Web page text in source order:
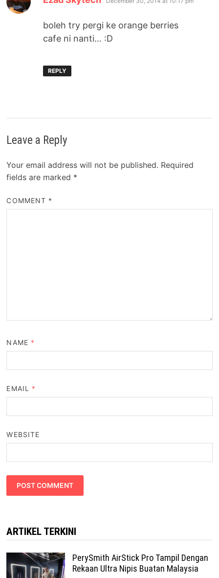
boleh try pergi ke orange berries
cafe ni nanti… :D
REPLY
Leave a Reply
Your email address will not be published. Required
fields are marked *
COMMENT *
NAME *
EMAIL *
WEBSITE
ARTIKEL TERKINI
PerySmith AirStick Pro Tampil Dengan
Rekaan Ultra Nipis Buatan Malaysia